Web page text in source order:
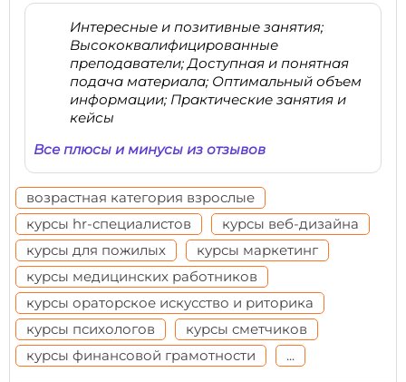
Интересные и позитивные занятия;
Высококвалифицированные
преподаватели; Доступная и понятная
подача материала; Оптимальный объем
информации; Практические занятия и
кейсы
Все плюсы и минусы из отзывов
возрастная категория взрослые
курсы hr-специалистов
курсы веб-дизайна
курсы для пожилых
курсы маркетинг
курсы медицинских работников
курсы ораторское искусство и риторика
курсы психологов
курсы сметчиков
курсы финансовой грамотности
...